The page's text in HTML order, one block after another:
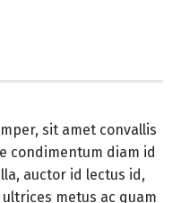
sit amet convallis
condimentum diam id
auctor id lectus id,
metus ac quam